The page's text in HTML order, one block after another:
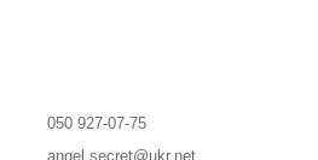
050 927-07-75
angel.secret@ukr.net